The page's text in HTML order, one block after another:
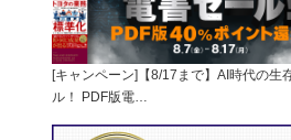
[キャンペーン]【8/17まで】AI時代の生
ル！ PDF版電…